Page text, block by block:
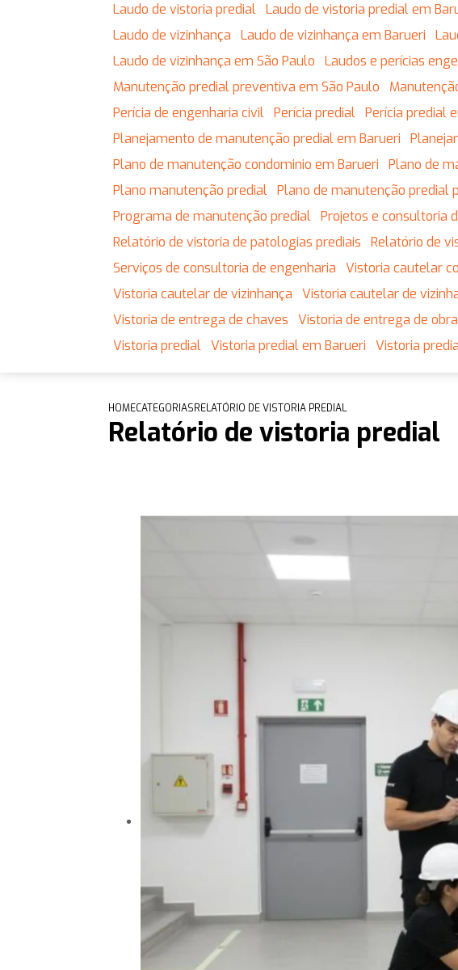
Laudo de vistoria predial
Laudo de vistoria predial em
Laudo de vizinhança
Laudo de vizinhança em Barueri
Laudo de vizinhança em São Paulo
Laudos e perícias
Manutenção predial preventiva em São Paulo
Perícia de engenharia civil
Perícia predial Perícia predial
Planejamento de manutenção predial em Barueri
Plano de manutenção condominio em Barueri
Plano de
Plano manutenção predial
Plano de manutenção
Programa de manutenção predial
Projetos e consultoria
Relatório de vistoria de patologias prediais
Relatório de
Serviços de consultoria de engenharia
Vistoria cautelar
Vistoria cautelar de vizinhança
Vistoria cautelar de
Vistoria de entrega de chaves
Vistoria de entrega de
Vistoria predial
Vistoria predial em Barueri Vistoria
HOMECATEGORIASRELATÓRIO DE VISTORIA PREDIAL
Relatório de vistoria predial